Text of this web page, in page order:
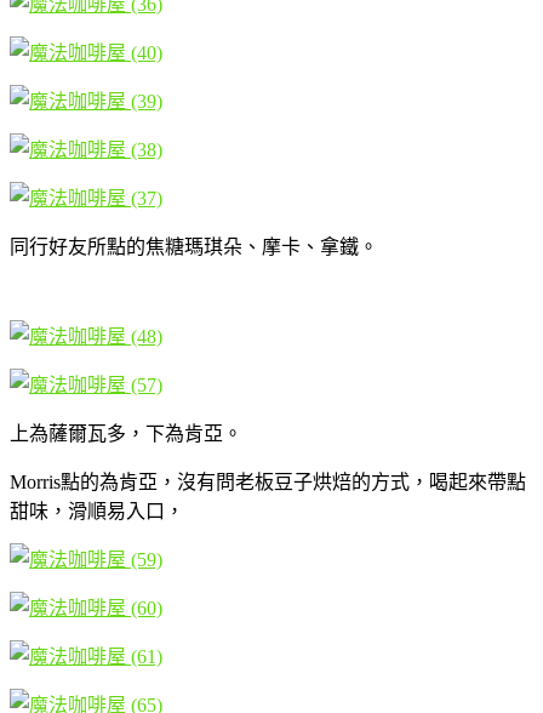
同行好友所點的焦糖瑪琪朵、摩卡、拿鐵。
上為薩爾瓦多，下為肯亞。
Morris點的為肯亞，沒有問老板豆子烘焙的方式，喝起來帶點
甜味，滑順易入口，